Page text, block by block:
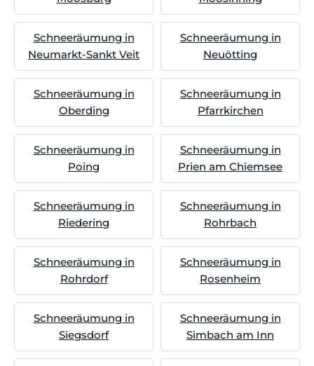
Schneeräumung in
Neumarkt-Sankt Veit
Schneeräumung in
Neuötting
Schneeräumung in
Oberding
Schneeräumung in
Pfarrkirchen
Schneeräumung in
Poing
Schneeräumung in
Prien am Chiemsee
Schneeräumung in
Riedering
Schneeräumung in
Rohrbach
Schneeräumung in
Rohrdorf
Schneeräumung in
Rosenheim
Schneeräumung in
Siegsdorf
Schneeräumung in
Simbach am Inn